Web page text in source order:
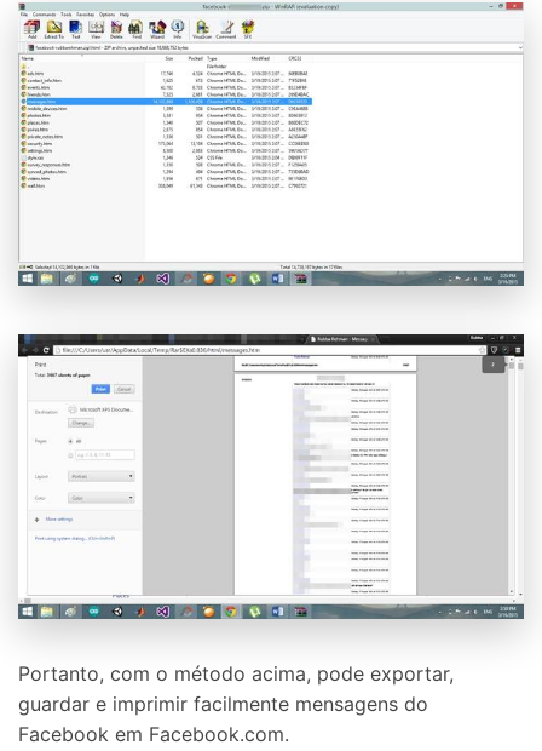
Controle seu celular com Dr.Fone
50M+ usuários, 17+ anos
Desbloqueie e repare seu celular
Recupere, proteja e transfira dados faclimente
Tecnologia de IA, sem complicação
Portanto, com o método acima, pode exportar,
guardar e imprimir facilmente mensagens do
Facebook em Facebook.com.